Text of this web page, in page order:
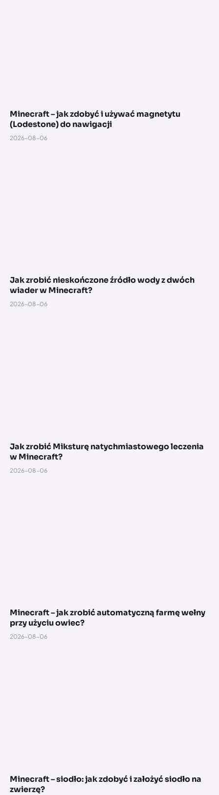
Minecraft – jak zdobyć i używać magnetytu
(Lodestone) do nawigacji
2026-08-06
Jak zrobić nieskończone źródło wody z dwóch
wiader w Minecraft?
2026-08-06
Jak zrobić Miksturę natychmiastowego leczenia
w Minecraft?
2026-08-06
Minecraft – jak zrobić automatyczną farmę wełny
przy użyciu owiec?
2026-08-06
Minecraft – siodło: jak zdobyć i założyć siodło na
zwierzę?